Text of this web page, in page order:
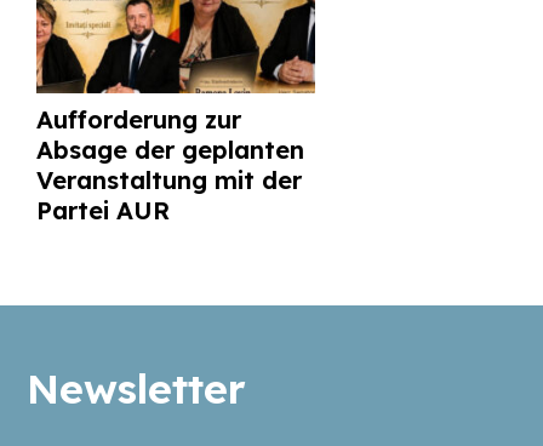
Aufforderung zur
Absage der geplanten
Veranstaltung mit der
Partei AUR
Newsletter